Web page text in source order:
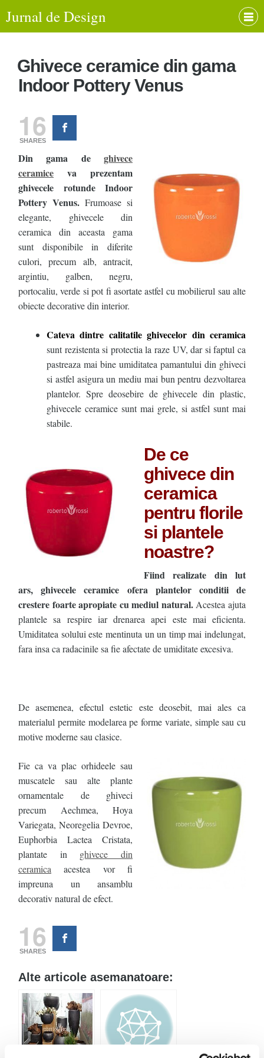
Jurnal de Design
Ghivece ceramice din gama
Indoor Pottery Venus
16
SHARES
Din gama de ghivece
ceramice va prezentam
ghivecele rotunde Indoor
Pottery Venus. Frumoase si
elegante, ghivecele din
ceramica din aceasta gama
sunt disponibile in diferite
culori, precum alb, antracit,
argintiu, galben, negru,
portocaliu, verde si pot fi asortate astfel cu mobilierul sau alte
obiecte decorative din interior.
Cateva dintre calitatile ghivecelor din ceramica
sunt rezistenta si protectia la raze UV, dar si faptul ca
pastreaza mai bine umiditatea pamantului din ghiveci
si astfel asigura un mediu mai bun pentru dezvoltarea
plantelor. Spre deosebire de ghivecele din plastic,
ghivecele ceramice sunt mai grele, si astfel sunt mai
stabile.
De ce
ghivece din
ceramica
pentru florile
si plantele
noastre?
Fiind realizate din lut
ars, ghivecele ceramice ofera plantelor conditii de
crestere foarte apropiate cu mediul natural.Acestea ajuta
plantele sa respire iar drenarea apei este mai eficienta.
Umiditatea solului este mentinuta un un timp mai indelungat,
fara insa ca radacinile sa fie afectate de umiditate excesiva.
De asemenea, efectul estetic este deosebit, mai ales ca
materialul permite modelarea pe forme variate, simple sau cu
motive moderne sau clasice.
Fie ca va plac orhideele sau
muscatele sau alte plante
ornamentale de ghiveci
precum Aechmea, Hoya
Variegata, Neoregelia Devroe,
Euphorbia Lactea Cristata,
plantate in ghivece din
ceramica acestea vor fi
impreuna un ansamblu
decorativ natural de efect.
16
SHARES
Alte articole asemanatoare: